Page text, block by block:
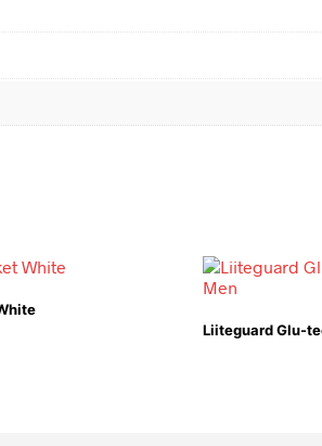
Liiteguard Glu-